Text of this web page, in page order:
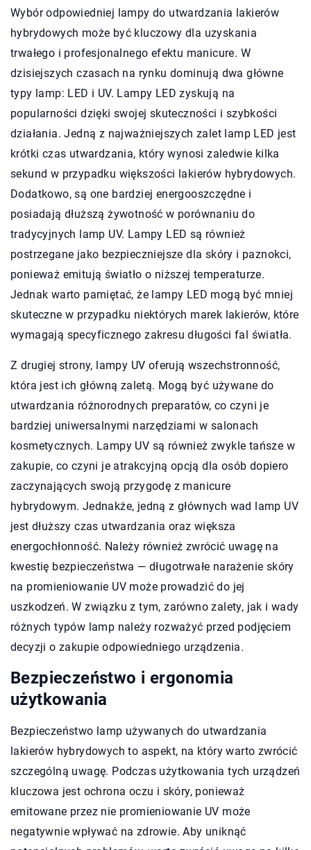
Wybór odpowiedniej lampy do utwardzania lakierów
hybrydowych może być kluczowy dla uzyskania
trwałego i profesjonalnego efektu manicure. W
dzisiejszych czasach na rynku dominują dwa główne
typy lamp: LED i UV. Lampy LED zyskują na
popularności dzięki swojej skuteczności i szybkości
działania. Jedną z najważniejszych zalet lamp LED jest
krótki czas utwardzania, który wynosi zaledwie kilka
sekund w przypadku większości lakierów hybrydowych.
Dodatkowo, są one bardziej energooszczędne i
posiadają dłuższą żywotność w porównaniu do
tradycyjnych lamp UV. Lampy LED są również
postrzegane jako bezpieczniejsze dla skóry i paznokci,
ponieważ emitują światło o niższej temperaturze.
Jednak warto pamiętać, że lampy LED mogą być mniej
skuteczne w przypadku niektórych marek lakierów, które
wymagają specyficznego zakresu długości fal światła.
Z drugiej strony, lampy UV oferują wszechstronność,
która jest ich główną zaletą. Mogą być używane do
utwardzania różnorodnych preparatów, co czyni je
bardziej uniwersalnymi narzędziami w salonach
kosmetycznych. Lampy UV są również zwykle tańsze w
zakupie, co czyni je atrakcyjną opcją dla osób dopiero
zaczynających swoją przygodę z manicure
hybrydowym. Jednakże, jedną z głównych wad lamp UV
jest dłuższy czas utwardzania oraz większa
energochłonność. Należy również zwrócić uwagę na
kwestię bezpieczeństwa — długotrwałe narażenie skóry
na promieniowanie UV może prowadzić do jej
uszkodzeń. W związku z tym, zarówno zalety, jak i wady
różnych typów lamp należy rozważyć przed podjęciem
decyzji o zakupie odpowiedniego urządzenia.
Bezpieczeństwo i ergonomia
użytkowania
Bezpieczeństwo lamp używanych do utwardzania
lakierów hybrydowych to aspekt, na który warto zwrócić
szczególną uwagę. Podczas użytkowania tych urządzeń
kluczowa jest ochrona oczu i skóry, ponieważ
emitowane przez nie promieniowanie UV może
negatywnie wpływać na zdrowie. Aby uniknąć